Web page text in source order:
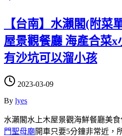
【台南】水瀨閣(附菜
屋景觀餐廳 海產合菜
有沙坑可以溜小孩
2023-03-09
By lyes
水瀨閣水上木屋景觀海鮮餐廳美
門聖母廟開車只要5分鐘非常近，